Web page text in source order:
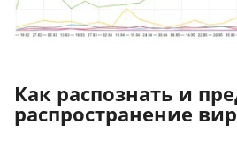
Как распознать и
распространение